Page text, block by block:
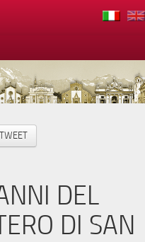
TWEET
DEL
DI SAN
raccolta
preferenze relative alla